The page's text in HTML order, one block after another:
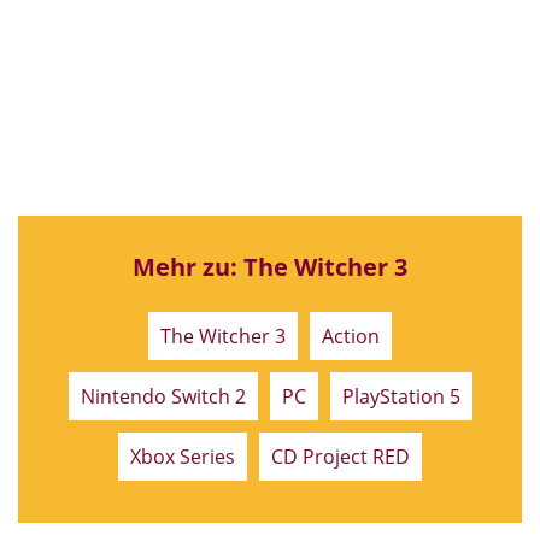
Mehr zu: The Witcher 3
The Witcher 3 Action
Nintendo Switch 2 PC PlayStation 5
Xbox Series CD Project RED